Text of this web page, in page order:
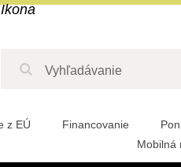
z EÚ Financovanie
Mobilná